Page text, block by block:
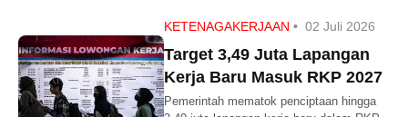
KETENAGAKERJAAN • 02 Juli 2026
Target 3,49 Juta Lapangan
Kerja Baru Masuk RKP 2027
Pemerintah mematok penciptaan hingga